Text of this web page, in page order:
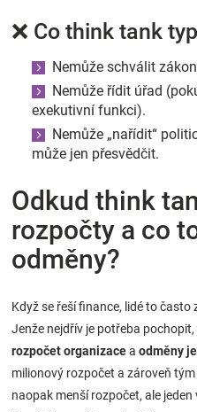
❌ Co think tank
Nemůže schválit
Nemůže řídit úřad
exekutivní funkci).
Nemůže „nařídit“
může jen přesvědčit.
Odkud think
rozpočty a co
odměny?
Když se řeší finance, lidé to často
Jenže nejdřív je potřeba
rozpočet organizacea odměny
milionový rozpočet a zároveň
naopak menší rozpočet, ale